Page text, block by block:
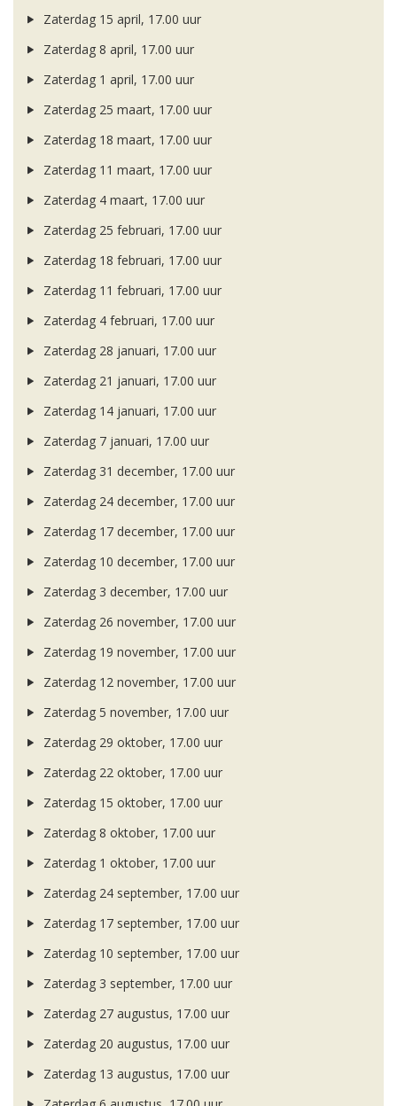
Zaterdag 15 april, 17.00 uur
Zaterdag 8 april, 17.00 uur
Zaterdag 1 april, 17.00 uur
Zaterdag 25 maart, 17.00 uur
Zaterdag 18 maart, 17.00 uur
Zaterdag 11 maart, 17.00 uur
Zaterdag 4 maart, 17.00 uur
Zaterdag 25 februari, 17.00 uur
Zaterdag 18 februari, 17.00 uur
Zaterdag 11 februari, 17.00 uur
Zaterdag 4 februari, 17.00 uur
Zaterdag 28 januari, 17.00 uur
Zaterdag 21 januari, 17.00 uur
Zaterdag 14 januari, 17.00 uur
Zaterdag 7 januari, 17.00 uur
Zaterdag 31 december, 17.00 uur
Zaterdag 24 december, 17.00 uur
Zaterdag 17 december, 17.00 uur
Zaterdag 10 december, 17.00 uur
Zaterdag 3 december, 17.00 uur
Zaterdag 26 november, 17.00 uur
Zaterdag 19 november, 17.00 uur
Zaterdag 12 november, 17.00 uur
Zaterdag 5 november, 17.00 uur
Zaterdag 29 oktober, 17.00 uur
Zaterdag 22 oktober, 17.00 uur
Zaterdag 15 oktober, 17.00 uur
Zaterdag 8 oktober, 17.00 uur
Zaterdag 1 oktober, 17.00 uur
Zaterdag 24 september, 17.00 uur
Zaterdag 17 september, 17.00 uur
Zaterdag 10 september, 17.00 uur
Zaterdag 3 september, 17.00 uur
Zaterdag 27 augustus, 17.00 uur
Zaterdag 20 augustus, 17.00 uur
Zaterdag 13 augustus, 17.00 uur